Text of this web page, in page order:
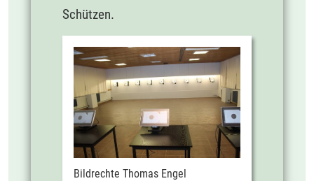
Schützen.
Bildrechte Thomas Engel